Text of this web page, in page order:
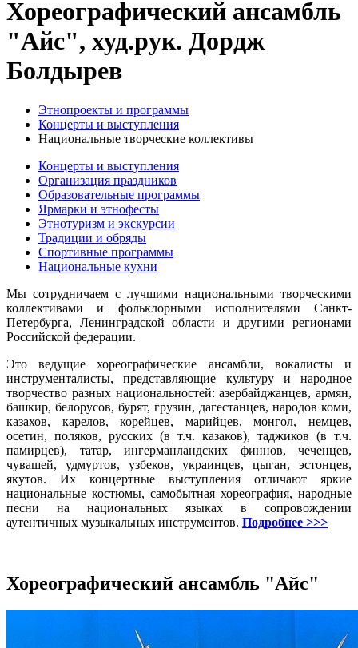
Хореографический ансамбль
"Айс", худ.рук. Дордж
Болдырев
Этнопроекты и программы
Концерты и выступления
Национальные творческие коллективы
Концерты и выступления
Организация праздников
Образовательные программы
Ярмарки и этнофесты
Этнотуризм и экскурсии
Традиции и обряды
Спортивные программы
Национальные кухни
Мы сотрудничаем с лучшими национальными творческими
коллективами и фольклорными исполнителями Санкт-
Петербурга, Ленинградской области и другими регионами
Российской федерации.
Это ведущие хореографические ансамбли, вокалисты и
инструменталисты, представляющие культуру и народное
творчество разных национальностей: азербайджанцев, армян,
башкир, белорусов, бурят, грузин, дагестанцев, народов коми,
казахов, карелов, корейцев, марийцев, монгол, немцев,
осетин, поляков, русских (в т.ч. казаков), таджиков (в т.ч.
памирцев), татар, ингерманландских финнов, чеченцев,
чувашей, удмуртов, узбеков, украинцев, цыган, эстонцев,
якутов. Их концертные выступления отличают яркие
национальные костюмы, самобытная хореография, народные
песни на национальных языках в сопровождении
аутентичных музыкальных инструментов. Подробнее >>>
Хореографический ансамбль "Айс"